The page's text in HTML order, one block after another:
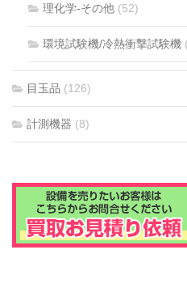
理化学-その他 (52)
環境試験機/冷熱衝撃試験機
目玉品 (126)
計測機器 (8)